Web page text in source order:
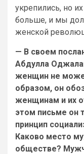
укрепились, но
больше, и мы
женской
— В своем
Абдулла
женщин не
образом, он
женщинам и их
этом письме он
принцип
Каково место
обществе?